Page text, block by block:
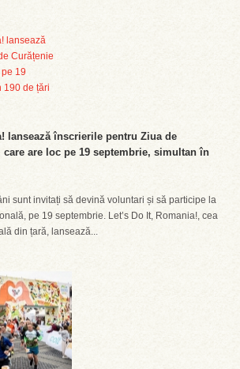
lansează înscrierile pentru Ziua de
care are loc pe 19 septembrie, simultan în
sunt invitați să devină voluntari și să participe la
pe 19 septembrie. Let’s Do It, Romania!, cea
din țară, lansează...